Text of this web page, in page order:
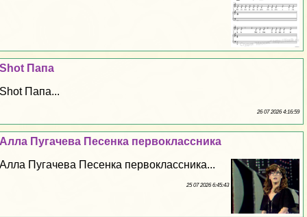
Shot Папа
Shot Папа...
26 07 2026 4:16:59
Алла Пугачева Песенка первоклассника
Алла Пугачева Песенка первоклассника...
25 07 2026 6:45:43